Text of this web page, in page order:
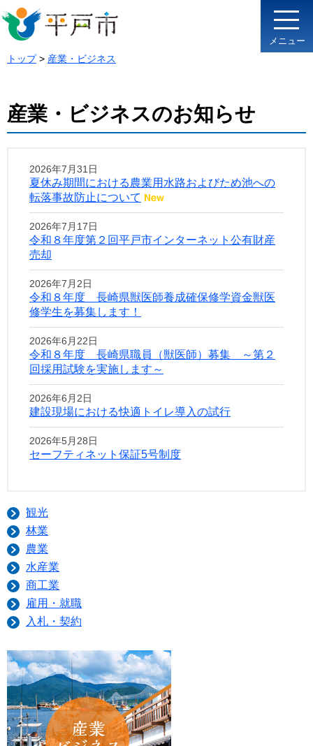
メニュー
トップ> 産業・ビジネス
産業・ビジネスのお知らせ
2026年7月31日
夏休み期間における農業用水路およびため池への
転落事故防止について
2026年7月17日
令和８年度第２回平戸市インターネット公有財産
売却
2026年7月2日
令和８年度 長崎県獣医師養成確保修学資金獣医
修学生を募集します！
2026年6月22日
令和８年度 長崎県職員（獣医師）募集 ～第２
回採用試験を実施します～
2026年6月2日
建設現場における快適トイレ導入の試行
2026年5月28日
セーフティネット保証5号制度
観光
林業
農業
水産業
商工業
雇用・就職
入札・契約